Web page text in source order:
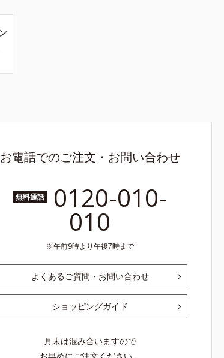
お電話でのご注文・お問い合わせ
無料通話 0120-010-
010
午前9時より午後7時まで
よくあるご質問・お問い合わせ
ショッピングガイド
月末は混み合いますので